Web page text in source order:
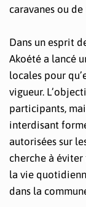
caravanes ou
Dans un esprit
Akoété a lancé
locales pour
vigueur.
participants,
interdisant
autorisées sur
cherche à
la vie
dans la